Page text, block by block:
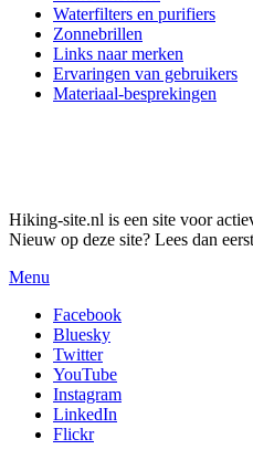
Waterfilters en purifiers
Zonnebrillen
Links naar merken
Ervaringen van gebruikers
Materiaal-besprekingen
Hiking-site.nl is een site voor
Nieuw op deze site? Lees dan
Menu
Facebook
Bluesky
Twitter
YouTube
Instagram
LinkedIn
Flickr